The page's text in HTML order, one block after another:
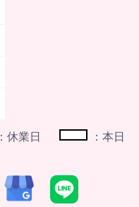
：休業日 ：本日